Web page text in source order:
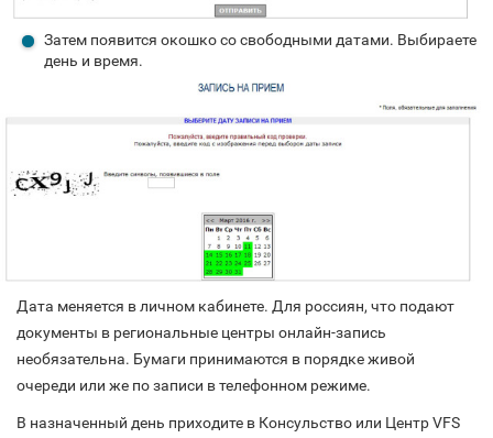
Затем появится окошко со свободными датами. Выбираете
день и время.
Дата меняется в личном кабинете. Для россиян, что подают
документы в региональные центры онлайн-запись
необязательна. Бумаги принимаются в порядке живой
очереди или же по записи в телефонном режиме.
В назначенный день приходите в Консульство или Центр VFS